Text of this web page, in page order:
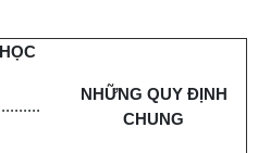
ỌC
NHỮNG QUY ĐỊNH
CHUNG